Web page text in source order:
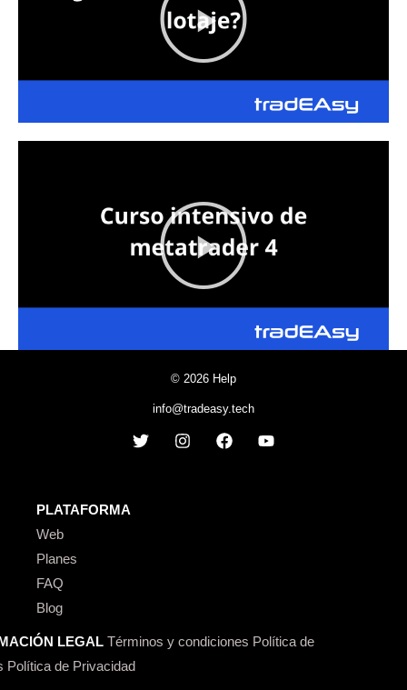
© 2026 Help
info@tradeasy.tech
PLATAFORMA
Web
Planes
FAQ
Blog
LEGAL Términos y condiciones Política de
Política de Privacidad